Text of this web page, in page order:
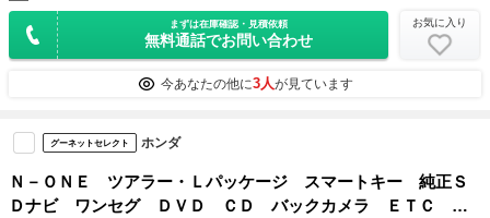
まずは在庫確認・見積依頼
無料通話でお問い合わせ
お気に入り
今あなたの他に3人が見ています
グーネットセレクト ホンダ
Ｎ－ＯＮＥ ツアラー・Ｌパッケージ スマートキー 純正Ｓ
Ｄナビ ワンセグ ＤＶＤ ＣＤ バックカメラ ＥＴＣ 前